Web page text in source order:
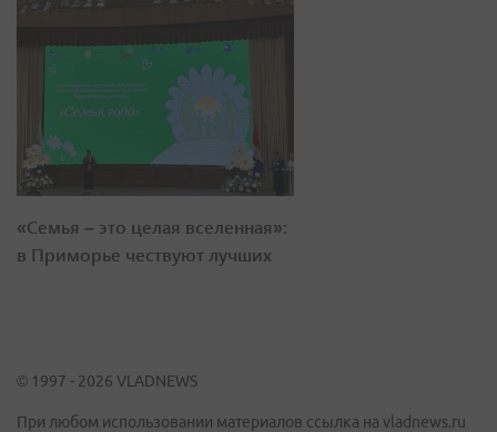
«Семья – это целая вселенная»:
в Приморье чествуют лучших
© 1997 - 2026 VLADNEWS
При любом использовании материалов ссылка на vladnews.ru